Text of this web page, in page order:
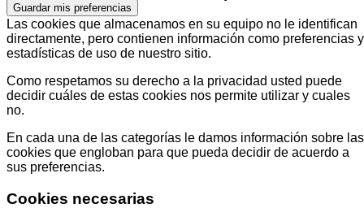
Guardar mis preferencias
Las cookies que almacenamos en su equipo no le identifican
directamente, pero contienen información como preferencias y
estadísticas de uso de nuestro sitio.
Como respetamos su derecho a la privacidad usted puede
decidir cuáles de estas cookies nos permite utilizar y cuales
no.
En cada una de las categorías le damos información sobre las
cookies que engloban para que pueda decidir de acuerdo a
sus preferencias.
Cookies necesarias